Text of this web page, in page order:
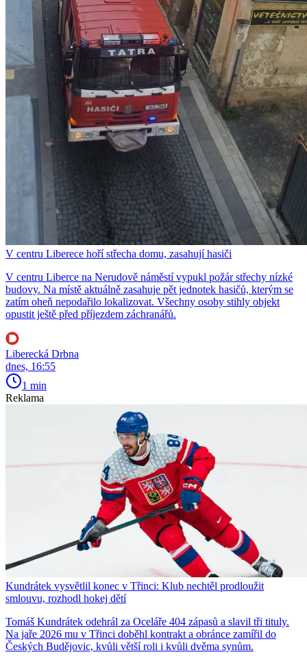
V centru Liberece hoří střecha domu, zasahují hasiči
V centru Liberce na Nerudově náměstí vypukl požár střechy nízké
budovy. Na místě aktuálně zasahuje pět jednotek hasičů, kterým se
zatím oheň nepodařilo lokalizovat. Všechny osoby stihly objekt
opustit ještě před příjezdem záchranářů.
Liberecká Drbna
dnes, 16:55
1 min
Reklama
Kundrátek vysvětlil konec v Třinci: Klub nechtěl prodloužit
smlouvu, rozhodl hokej dětí
Tomáš Kundrátek odehrál za Oceláře 404 zápasů a slavil tři tituly.
Na jaře 2026 mu v Třinci doběhl kontrakt a obránce zamířil do
Českých Budějovic, kvůli větší roli i kvůli dvěma synům.